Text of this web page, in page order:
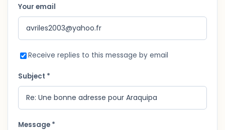
Your email
Receive replies to this message by email
Subject *
Message *